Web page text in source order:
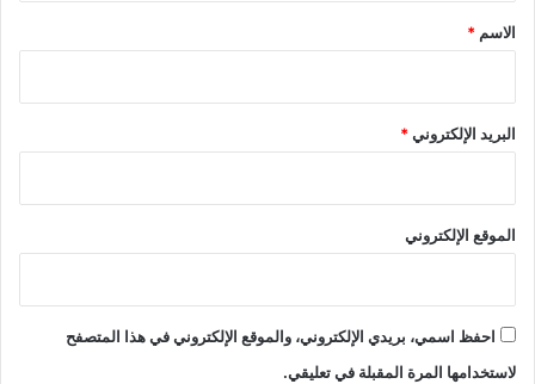
*
الاسم *
البريد الإلكتروني*
الموقع الإلكتروني
احفظ اسمي، بريدي الإلكتروني، والموقع الإلكتروني في هذا المتصفح
لاستخدامها المرة المقبلة في تعليقي.